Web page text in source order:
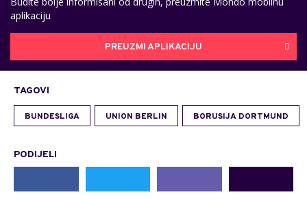
aplikaciju
PREUZMI APLIKACIJU
TAGOVI
BUNDESLIGA UNION BERLIN BORUSIJA DORTMUND
PODIJELI